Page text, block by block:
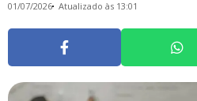
01/07/2026 Atualizado às 13:01